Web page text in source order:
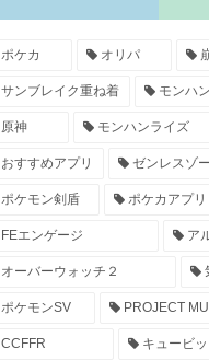
ポケカ オリパ
サンブレイク重ね着 モンハ
原神 モンハンライズ
おすすめアプリ ゼンレスゾ
ポケモン剣盾 ポケカアプリ
FEエンゲージ ア
オーバーウォッチ２
ポケモンSV PROJECT
CCFFR キュービ